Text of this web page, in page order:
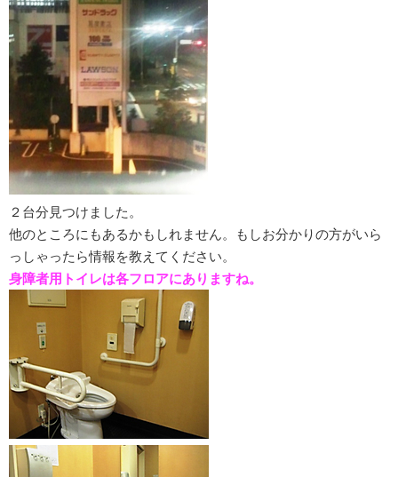
２台分見つけました。
他のところにもあるかもしれません。もしお分かりの方がいら
っしゃったら情報を教えてください。
身障者用トイレは各フロアにありますね。